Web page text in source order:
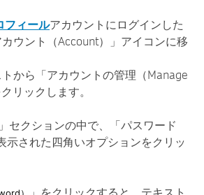
フィールアカウントにログインした
ウント（Account）」アイコンに移
から「アカウントの管理（Manage
リックします。
セクションの中で、「パスワード
示された四角いオプションをクリッ